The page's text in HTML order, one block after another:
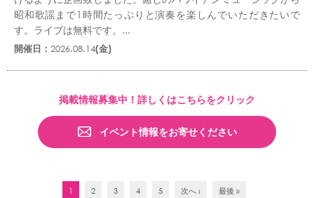
昭和歌謡まで1時間たっぷりと演奏を楽しんでいただきたいで
す。ライブは無料です。...
開催日： 2026.08.14(金)
掲載情報募集中！詳しくはこちらをクリック
イベント情報をお寄せください
1 2 3 4 5 次へ › 最後 »